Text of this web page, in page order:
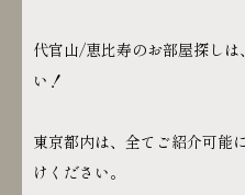
代官山/恵比寿のお部屋探し
い！
東京都内は、全てご紹介可能
けください。